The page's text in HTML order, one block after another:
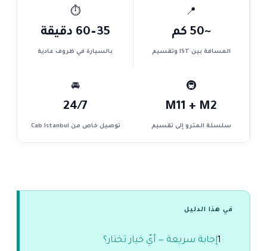
📍
~50 كم
المسافة بين IST وتقسيم
⏱
35–60 دقيقة
بالسيارة في ظروف عادية
🚇
M11 + M2
سلسلة المترو إلى تقسيم
🚘
24/7
توصيل خاص من Cab Istanbul
في هذا الدليل
1إجابة سريعة — أيّ خيار تختار؟